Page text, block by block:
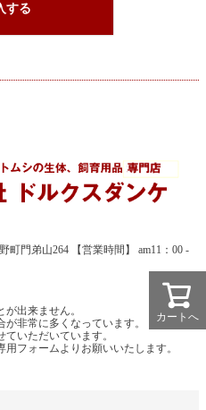
する
町門弟山264 【営業時間】 am11：00 -
出来ません。
非常に多くなっています。
いただいています。
フォームよりお願いいたします。
カートへ